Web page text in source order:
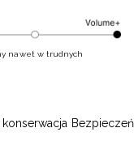
konserwacja
nawet w trudnych